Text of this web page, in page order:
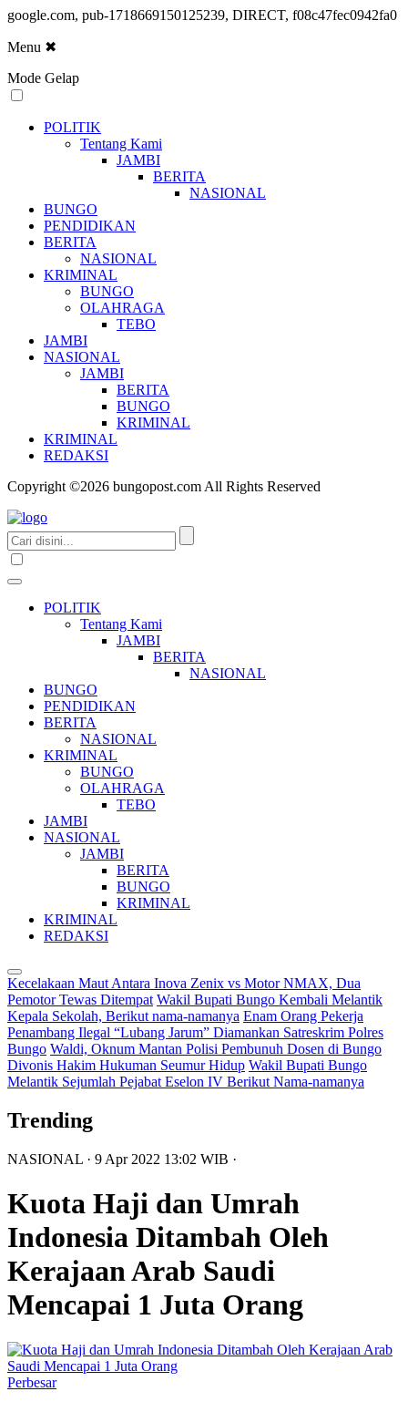
google.com, pub-1718669150125239, DIRECT, f08c47fec0942fa0
Menu ✖
Mode Gelap
POLITIK
Tentang Kami
JAMBI
BERITA
NASIONAL
BUNGO
PENDIDIKAN
BERITA
NASIONAL
KRIMINAL
BUNGO
OLAHRAGA
TEBO
JAMBI
NASIONAL
JAMBI
BERITA
BUNGO
KRIMINAL
KRIMINAL
REDAKSI
Copyright ©2026 bungopost.com All Rights Reserved
POLITIK
Tentang Kami
JAMBI
BERITA
NASIONAL
BUNGO
PENDIDIKAN
BERITA
NASIONAL
KRIMINAL
BUNGO
OLAHRAGA
TEBO
JAMBI
NASIONAL
JAMBI
BERITA
BUNGO
KRIMINAL
KRIMINAL
REDAKSI
Kecelakaan Maut Antara Inova Zenix vs Motor NMAX, Dua
Pemotor Tewas Ditempat Wakil Bupati Bungo Kembali Melantik
Kepala Sekolah, Berikut nama-namanya Enam Orang Pekerja
Penambang Ilegal “Lubang Jarum” Diamankan Satreskrim Polres
Bungo Waldi, Oknum Mantan Polisi Pembunuh Dosen di Bungo
Divonis Hakim Hukuman Seumur Hidup Wakil Bupati Bungo
Melantik Sejumlah Pejabat Eselon IV Berikut Nama-namanya
Trending
NASIONAL · 9 Apr 2022 13:02 WIB ·
Kuota Haji dan Umrah
Indonesia Ditambah Oleh
Kerajaan Arab Saudi
Mencapai 1 Juta Orang
Perbesar